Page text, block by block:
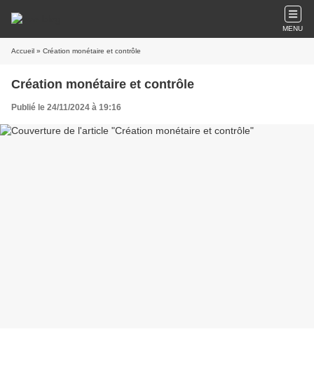
MENU
Accueil » Création monétaire et contrôle
Création monétaire et contrôle
Publié le 24/11/2024 à 19:16